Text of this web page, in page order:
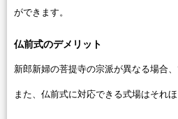
ができます。
仏前式のデメリット
新郎新婦の菩提寺の宗派が異なる場合
また、仏前式に対応できる式場はそれほ